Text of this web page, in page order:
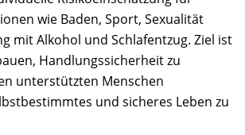
wie Baden, Sport, Sexualität
mit Alkohol und Schlafentzug. Ziel ist
Handlungssicherheit zu
unterstützten Menschen
und sicheres Leben zu